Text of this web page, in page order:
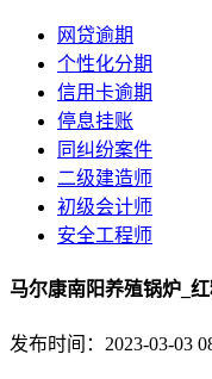
网贷逾期
个性化分期
信用卡逾期
停息挂账
同纠纷案件
二级建造师
初级会计师
安全工程师
马尔康南阳养殖锅炉_
发布时间：2023-03-03